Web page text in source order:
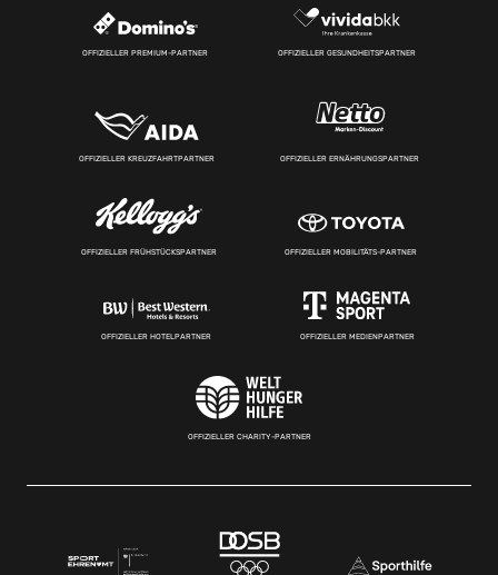
OFFIZIELLER PREMIUM-PARTNER OFFIZIELLER GESUNDHEITSPARTNER
OFFIZIELLER KREUZFAHRTPARTNER OFFIZIELLER ERNÄHRUNGSPARTNER
OFFIZIELLER FRÜHSTÜCKSPARTNER OFFIZIELLER MOBILITÄTS-PARTNER
OFFIZIELLER HOTELPARTNER OFFIZIELLER MEDIENPARTNER
OFFIZIELLER CHARITY-PARTNER